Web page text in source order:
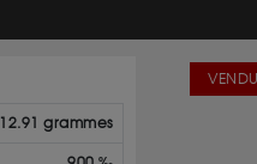
12.91 grammes